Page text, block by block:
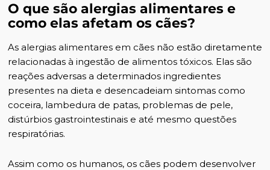
O que são alergias alimentares e
como elas afetam os cães?
As alergias alimentares em cães não estão diretamente
relacionadas à ingestão de alimentos tóxicos. Elas são
reações adversas a determinados ingredientes
presentes na dieta e desencadeiam sintomas como
coceira, lambedura de patas, problemas de pele,
distúrbios gastrointestinais e até mesmo questões
respiratórias.
Assim como os humanos, os cães podem desenvolver